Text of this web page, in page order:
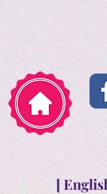
[